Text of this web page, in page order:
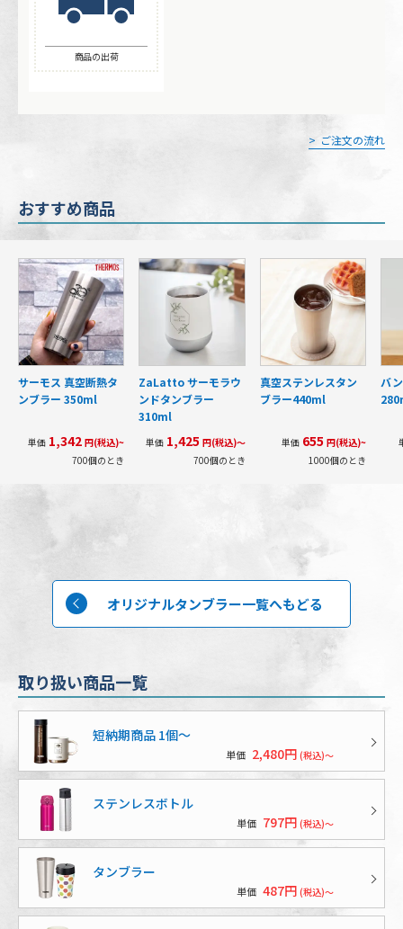
商品の出荷
ご注文の流れ
おすすめ商品
サーモス 真空断熱タ
ンブラー 350ml
単価 1,342円(税込)~
700個のとき
ZaLatto サーモラウ
ンドタンブラー
310ml
単価1,425 円(税込)～
700個のとき
真空ステンレスタン
ブラー440ml
単価655 円(税込)~
1000個のとき
バ
オリジナルタンブラー一覧へもどる
取り扱い商品一覧
短納期商品 1個〜
単価 2,480円 (税込)～
ステンレスボトル
単価 797円 (税込)～
タンブラー
単価 487円 (税込)～